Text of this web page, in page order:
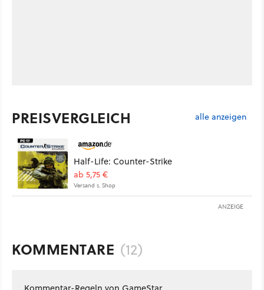
PREISVERGLEICH alle anzeigen
Half-Life: Counter-Strike
ab 5,75 €
Versand s. Shop
ANZEIGE
KOMMENTARE (12)